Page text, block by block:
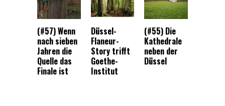
(#57) Wenn
nach sieben
Jahren die
Quelle das
Finale ist
Düssel-
Flaneur-
Story trifft
Goethe-
Institut
(#55) Die
Kathedrale
neben der
Düssel